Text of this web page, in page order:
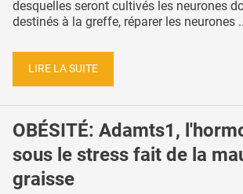
desquelles seront cultivés les neurones
destinés à la greffe, réparer les neurones
LIRE LA SUITE
OBÉSITÉ: Adamts1,
sous le stress fait de la
graisse